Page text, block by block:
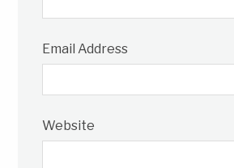
Email Address
Website